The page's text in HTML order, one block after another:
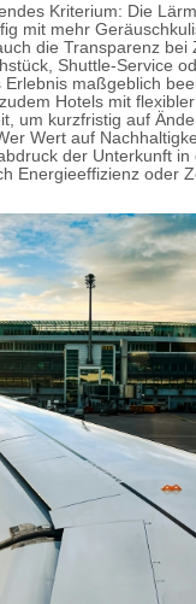
Kriterium: Die
mit mehr
die Transparenz bei
Shuttle-Service
maßgeblich
Hotels mit flexibler
um kurzfristig auf
Wert auf
der Unterkunft in
Energieeffizienz oder